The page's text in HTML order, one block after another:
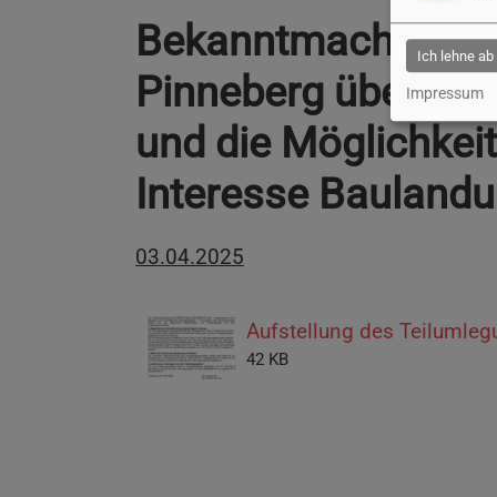
Bekanntmachung
Pinneberg über
und die
Interesse
03.04.2025
Aufstellung des
42 KB
Ich lehne ab
Impressum